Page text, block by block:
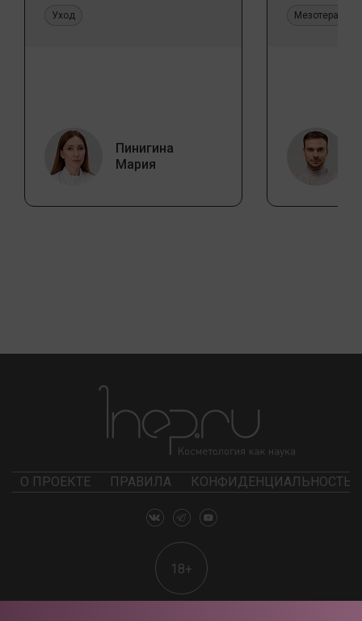
Уход
Пинигина
Мария
Мезотерапия
О ПРОЕКТЕ ПРАВИЛА КОНФИДЕНЦИАЛЬНОСТЬ
18+